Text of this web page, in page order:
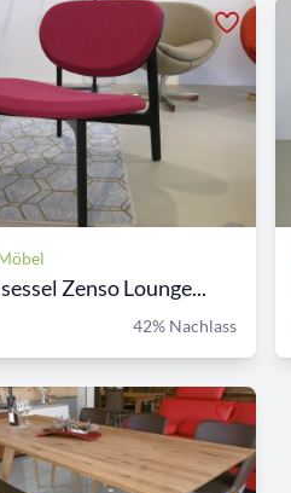
Zenso Lounge...
42% Nachlass